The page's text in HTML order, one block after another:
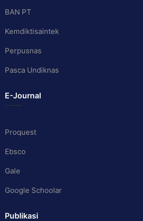
BAN PT
Kemdiktisaintek
Perpusnas
Pasca Undiknas
E-Journal
Proquest
Ebsco
Gale
Google Schoolar
Publikasi